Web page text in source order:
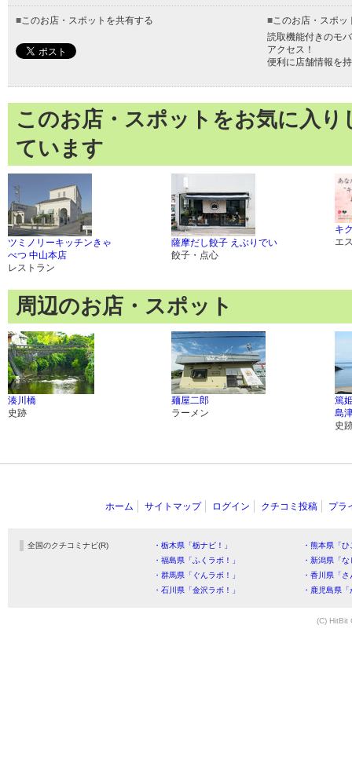
■このお店・スポットを共有する ■このお店・スポッ
読取機能付きのモ
アクセス！
便利に店舗情報を
このお店・スポットをお気に入
ています
ツミノリーキッチンきゃ
べつ 中山本店
レストラン
薩摩だし餃子 えぶりでい
餃子・点心
キ
エ
周辺のお店・スポット
湊川橋
史跡
麺屋二郎
ラーメン
篤
島
史
ホーム サイトマップ ログイン クチコミ投稿 プラ
全国のクチコミナビ(R) ・栃木県「栃ナビ！」
・熊本県「
・福島県「ふくラボ！」
・新潟県「
・群馬県「ぐんラボ！」
・香川県「
・石川県「金沢ラボ！」
・鹿児島県
(C) HitBit